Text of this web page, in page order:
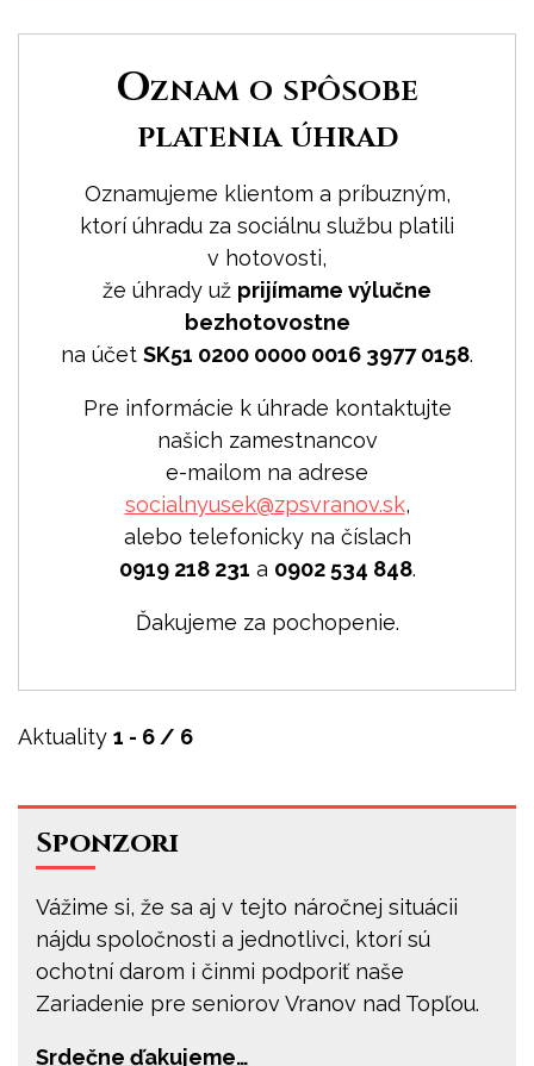
Sponzori
Vážime si, že sa aj v tejto náročnej situácii
nájdu spoločnosti a jednotlivci, ktorí sú
ochotní darom i činmi podporiť naše
Zariadenie pre seniorov Vranov nad Topľou.
Srdečne ďakujeme…
Oznam o spôsobe
platenia úhrad
Oznamujeme klientom a príbuzným,
ktorí úhradu za sociálnu službu platili
v hotovosti,
že úhrady už prijímame výlučne
bezhotovostne
na účet SK51 0200 000­0 0016 3977 0­158.
Pre informácie k úhrade kontaktujte
našich zamestnancov
e-mailom na adrese
socialnyusek@zpsvranov.sk,
alebo telefonicky na číslach
0919 218 231 a 0­902 534 848.
Ďakujeme za pochopenie.
Aktuality 1 - 6 / 6